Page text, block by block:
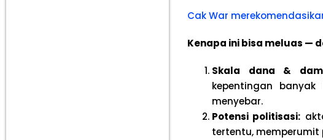
Cak War
Kenapa ini bisa meluas —
Skala dana &
kepentingan
menyebar.
Potensi politisasi:
tertentu, memperumit